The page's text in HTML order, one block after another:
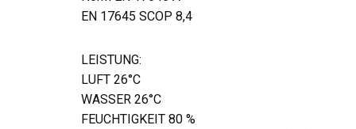
EN 17645 SCOP 8,4
LEISTUNG:
LUFT 26°C
WASSER 26°C
FEUCHTIGKEIT 80 %